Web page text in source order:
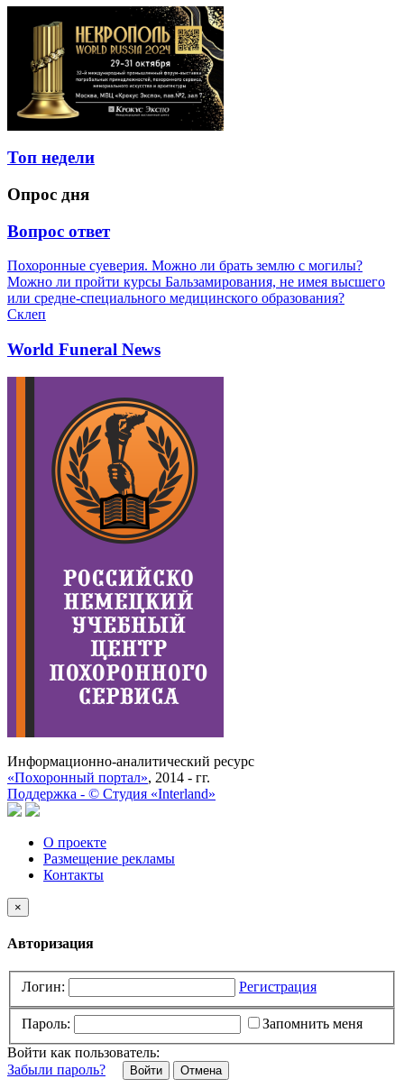
Топ недели
Опрос дня
Вопрос ответ
Похоронные суеверия. Можно ли брать землю с могилы?
Можно ли пройти курсы Бальзамирования, не имея высшего
или средне-специального медицинского образования?
Склеп
World Funeral News
Информационно-аналитический ресурс
«Похоронный портал», 2014 - гг.
Поддержка - © Cтудия «Interland»
О проекте
Размещение рекламы
Контакты
×
Авторизация
Логин: Регистрация
Пароль:
Запомнить меня
Войти как пользователь:
Забыли пароль?
Отмена